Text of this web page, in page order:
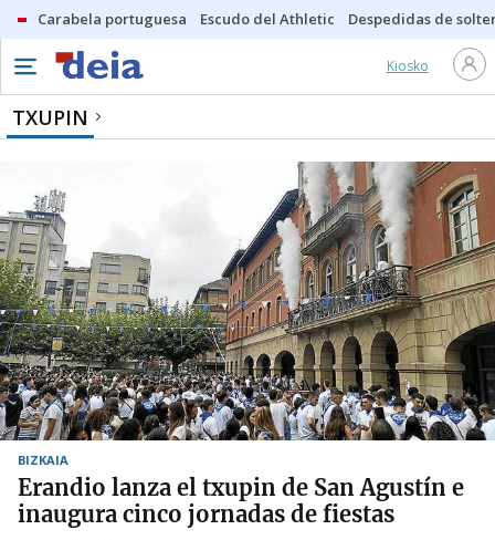
Carabela portuguesa Escudo del Athletic Despedidas de
Kiosko
TXUPIN
BIZKAIA
Erandio lanza el txupin de San Agustín e
inaugura cinco jornadas de fiestas